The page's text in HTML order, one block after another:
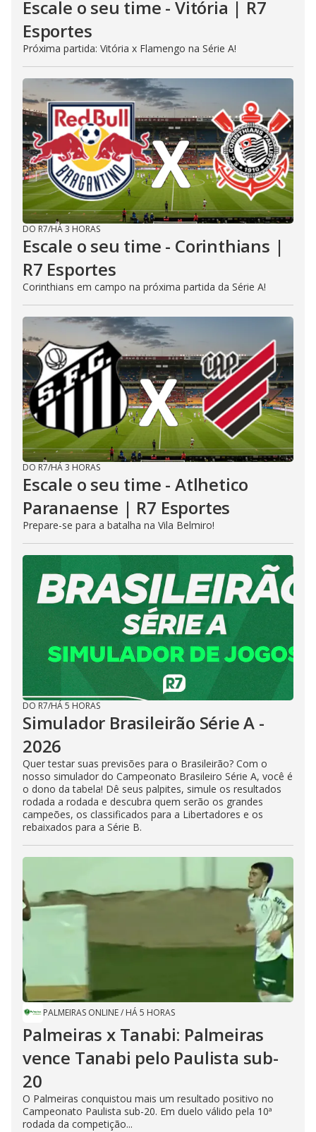
Escale o seu time - Vitória | R7
Esportes
Próxima partida: Vitória x Flamengo na Série A!
DO R7/HÁ 3 HORAS
Escale o seu time - Corinthians |
R7 Esportes
Corinthians em campo na próxima partida da Série A!
DO R7/HÁ 3 HORAS
Escale o seu time - Atlhetico
Paranaense | R7 Esportes
Prepare-se para a batalha na Vila Belmiro!
DO R7/HÁ 5 HORAS
Simulador Brasileirão Série A -
2026
Quer testar suas previsões para o Brasileirão? Com o
nosso simulador do Campeonato Brasileiro Série A, você é
o dono da tabela! Dê seus palpites, simule os resultados
rodada a rodada e descubra quem serão os grandes
campeões, os classificados para a Libertadores e os
rebaixados para a Série B.
PALMEIRAS ONLINE/ HÁ 5 HORAS
Palmeiras x Tanabi: Palmeiras
vence Tanabi pelo Paulista sub-
20
O Palmeiras conquistou mais um resultado positivo no
Campeonato Paulista sub-20. Em duelo válido pela 10ª
rodada da competição...